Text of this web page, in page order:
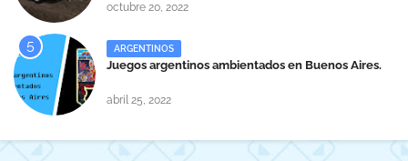
octubre 20, 2022
ARGENTINOS
Juegos argentinos ambientados en Buenos Aires.
abril 25, 2022